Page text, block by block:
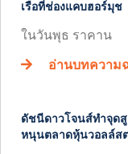
เรือที่ช่องแคบฮอร์มุช
ในวันพุธ ราคาน
อ่านบทความ
ดัชนีดาวโจนส์ทำจุด
หนุนตลาดหุ้นวอลล์ส